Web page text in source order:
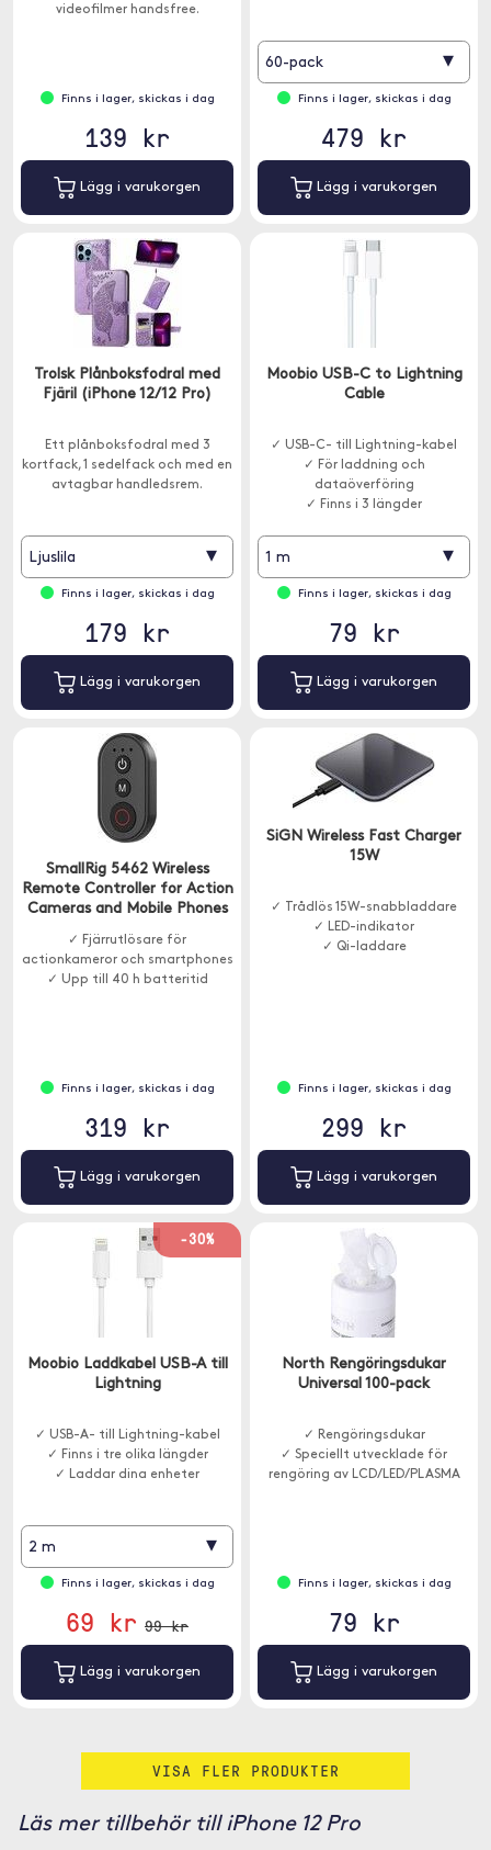
videofilmer handsfree.
Finns i lager, skickas i dag
139 kr
Lägg i varukorgen
60-pack ▾
Finns i lager, skickas i dag
479 kr
Lägg i varukorgen
Trolsk Plånboksfodral med
Fjäril (iPhone 12/12 Pro)
Ett plånboksfodral med 3
kortfack, 1 sedelfack och med en
avtagbar handledsrem.
Ljuslila ▾
Finns i lager, skickas i dag
179 kr
Lägg i varukorgen
Moobio USB-C to Lightning
Cable
✓ USB-C- till Lightning-kabel
✓ För laddning och
dataöverföring
✓ Finns i 3 längder
1 m ▾
Finns i lager, skickas i dag
79 kr
Lägg i varukorgen
SmallRig 5462 Wireless
Remote Controller for Action
Cameras and Mobile Phones
✓ Fjärrutlösare för
actionkameror och smartphones
✓ Upp till 40 h batteritid
Finns i lager, skickas i dag
319 kr
Lägg i varukorgen
SiGN Wireless Fast Charger
15W
✓ Trådlös 15W-snabbladdare
✓ LED-indikator
✓ Qi-laddare
Finns i lager, skickas i dag
299 kr
Lägg i varukorgen
-30%
Moobio Laddkabel USB-A till
Lightning
✓ USB-A- till Lightning-kabel
✓ Finns i tre olika längder
✓ Laddar dina enheter
2 m ▾
Finns i lager, skickas i dag
69 kr 99 kr
Lägg i varukorgen
North Rengöringsdukar
Universal 100-pack
✓ Rengöringsdukar
✓ Speciellt utvecklade för
rengöring av LCD/LED/PLASMA
Finns i lager, skickas i dag
79 kr
Lägg i varukorgen
VISA FLER PRODUKTER
Läs mer tillbehör till iPhone 12 Pro